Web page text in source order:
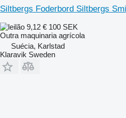
Siltbergs Foderbord Siltbergs
9,12 € 100 SEK
Outra maquinaria agrícola
Suécia, Karlstad
Klaravik Sweden